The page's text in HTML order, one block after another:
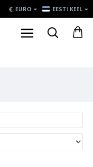
€ EURO EESTI KEEL